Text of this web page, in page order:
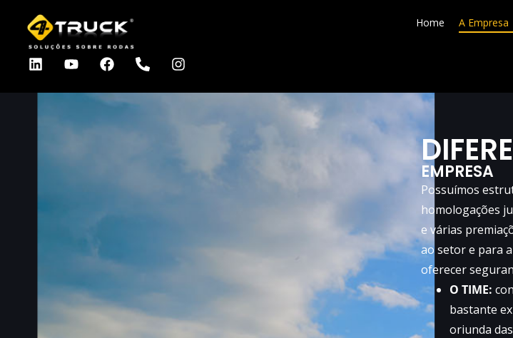
Home A Empresa
EMPRESA
Possuímos
homologações
e várias
ao setor e para
oferecer
O TIME:
bastante
oriunda